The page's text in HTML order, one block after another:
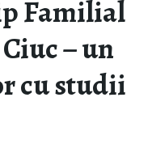
Familial
– un
cu studii